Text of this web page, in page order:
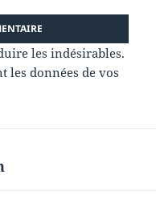
les indésirables.
les données de vos